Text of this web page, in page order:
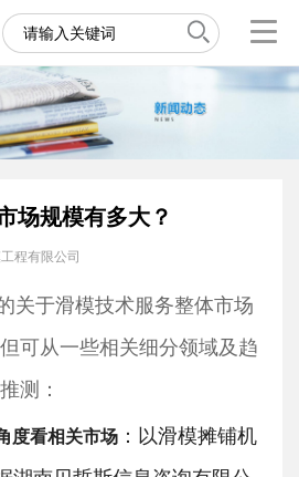
场规模有多大？
程有限公司
关于滑模技术服务整体市场
可从一些相关细分领域及趋
测：
度看相关市场：以滑模摊铺机